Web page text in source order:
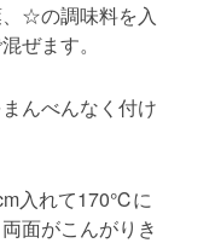
☆の調味料を入
ぜます。
んべんなく付け
入れて170℃に
面がこんがりき